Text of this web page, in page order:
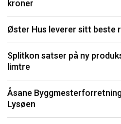
kroner
Øster Hus leverer sitt beste
Splitkon satser på ny
limtre
Åsane
Lysøen